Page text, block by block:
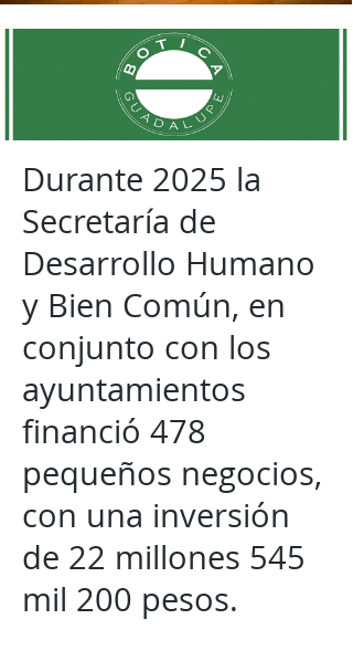
Durante 2025 la
Secretaría de
Desarrollo Humano
y Bien Común, en
conjunto con los
ayuntamientos
financió 478
pequeños negocios,
con una inversión
de 22 millones 545
mil 200 pesos.